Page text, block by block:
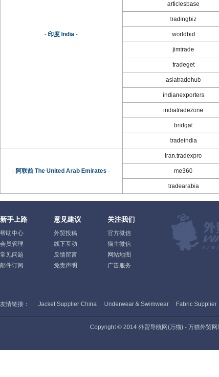
-印度 India -
articlesbase
tradingbiz
worldbid
jimtrade
tradeget
asiatradehub
indianexporters
indiatradezone
bridgat
tradeindia
- 阿联酋 The United Arab Emirates -
iran.tradexpro
me360
tradearabia
新手上路
帮助中心
会员管理
常见问题
邮件订阅
意见建议
外贸投稿
线下互动
反馈留言
免责声明
关注我们
官方微信
猫主微信
网站地图
广告服务
友情链接： Jacket Supplier China Underwear & Swimwear Fabric Supplier
Copyright © 2014 外贸导航网(万猫) - 万猫外贸